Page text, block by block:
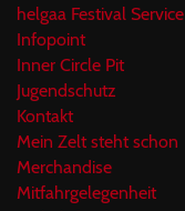
helgaa Festival Service
Infopoint
Inner Circle Pit
Jugendschutz
Kontakt
Mein Zelt steht schon
Merchandise
Mitfahrgelegenheit